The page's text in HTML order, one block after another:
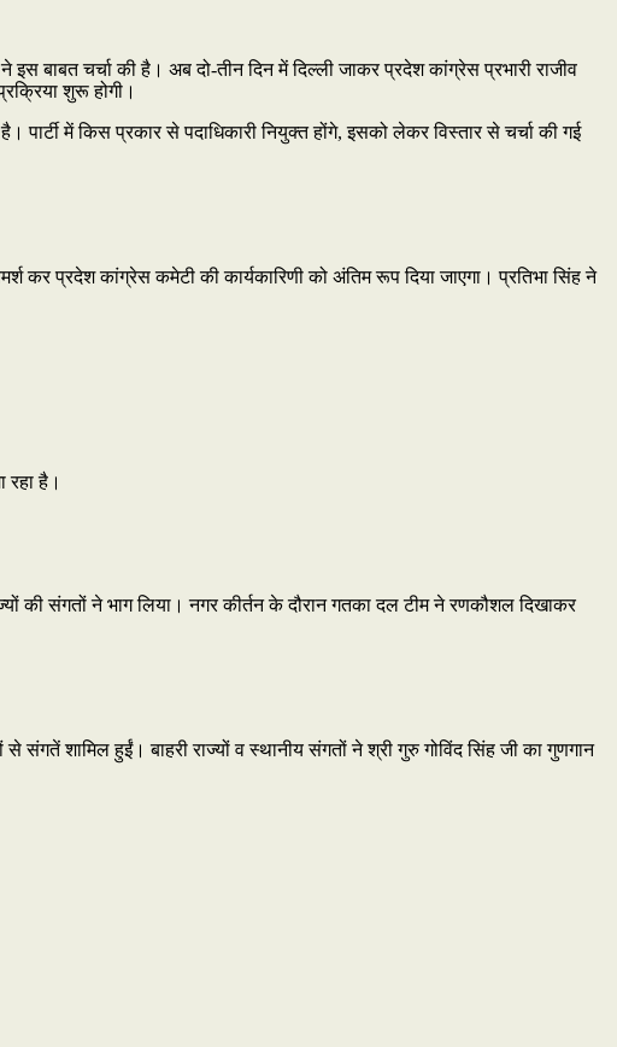
बाबत चर्चा की है। अब दो-तीन दिन में दिल्ली जाकर प्रदेश कांग्रेस प्रभारी राजीव
शुरू होगी।
में किस प्रकार से पदाधिकारी नियुक्त होंगे, इसको लेकर विस्तार से चर्चा की गई
कर प्रदेश कांग्रेस कमेटी की कार्यकारिणी को अंतिम रूप दिया जाएगा। प्रतिभा सिंह ने
रहा है।
की संगतों ने भाग लिया। नगर कीर्तन के दौरान गतका दल टीम ने रणकौशल दिखाकर
संगतें शामिल हुईं। बाहरी राज्यों व स्थानीय संगतों ने श्री गुरु गोविंद सिंह जी का गुणगान